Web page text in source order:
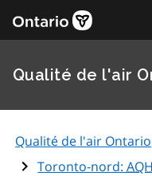
Qualité de l'air
Qualité de l'air Ontario
Toronto-nord: